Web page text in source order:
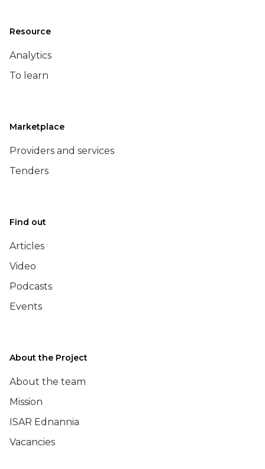
Resource
Analytics
To learn
Marketplace
Providers and services
Tenders
Find out
Articles
Video
Podcasts
Events
About the Project
About the team
Mission
ISAR Ednannia
Vacancies